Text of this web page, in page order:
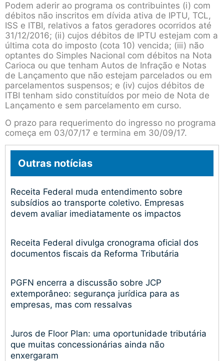
Podem aderir ao programa os contribuintes (i) com
débitos não inscritos em dívida ativa de IPTU, TCL,
ISS e ITBI, relativos a fatos geradores ocorridos até
31/12/2016; (ii) cujos débitos de IPTU estejam com a
última cota do imposto (cota 10) vencida; (iii) não
optantes do Simples Nacional com débitos na Nota
Carioca ou que tenham Autos de Infração e Notas
de Lançamento que não estejam parcelados ou em
parcelamentos suspensos; e (iv) cujos débitos de
ITBI tenham sido constituídos por meio de Nota de
Lançamento e sem parcelamento em curso.
O prazo para requerimento do ingresso no programa
começa em 03/07/17 e termina em 30/09/17.
Outras notícias
Receita Federal muda entendimento sobre
subsídios ao transporte coletivo. Empresas
devem avaliar imediatamente os impactos
Receita Federal divulga cronograma oficial dos
documentos fiscais da Reforma Tributária
PGFN encerra a discussão sobre JCP
extemporâneo: segurança jurídica para as
empresas, mas com ressalvas
Juros de Floor Plan: uma oportunidade tributária
que muitas concessionárias ainda não
enxergaram